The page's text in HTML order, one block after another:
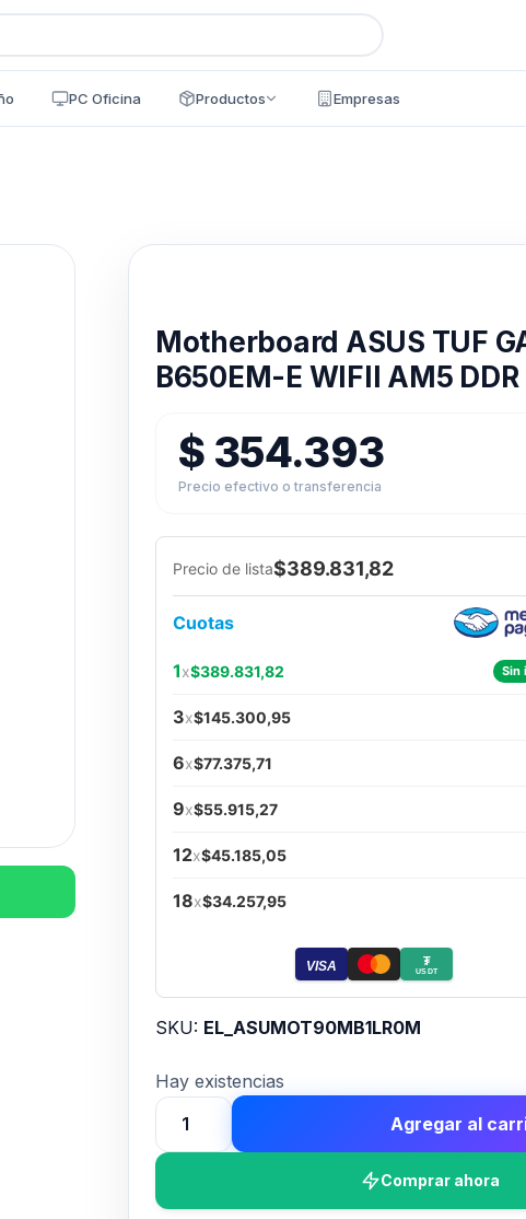
PC Oficina Productos Empresas
Motherboard ASUS TUF
B650EM-E WIFII AM5 DDR
$ 354.393
Precio efectivo o transferencia
Precio de lista$389.831,82
Cuotas
1x$389.831,82 Sin
3x$145.300,95
6x$77.375,71
9x$55.915,27
12x$45.185,05
18x$34.257,95
VISA ₮
USDT
SKU: EL_ASUMOT90MB1LR0M
Hay existencias
Motherboard
ASUS
Agregar al
Comprar ahora